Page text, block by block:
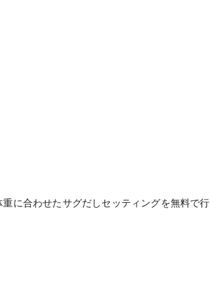
に合わせたサグだしセッティングを無料で行